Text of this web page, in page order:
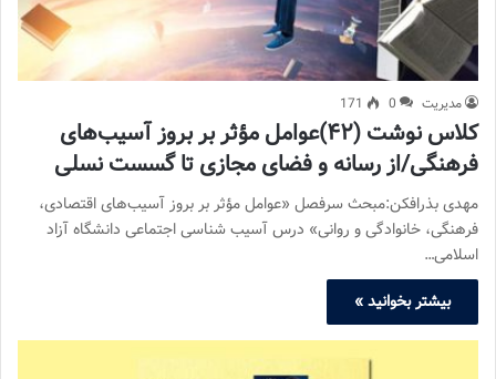
مدیریت 0
171
کلاس نوشت (۴۲)عوامل مؤثر بر بروز آسیب‌های
فرهنگی/از رسانه و فضای مجازی تا گسست نسلی
مهدی بذرافکن:مبحث سرفصل «عوامل مؤثر بر بروز آسیب‌های اقتصادی،
فرهنگی، خانوادگی و روانی» درس آسیب شناسی اجتماعی دانشگاه آزاد
اسلامی…
بیشتر بخوانید »